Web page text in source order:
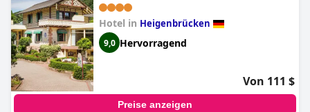
Hotel in Heigenbrücken
9,0 Hervorragend
Von 111 $
Preise anzeigen